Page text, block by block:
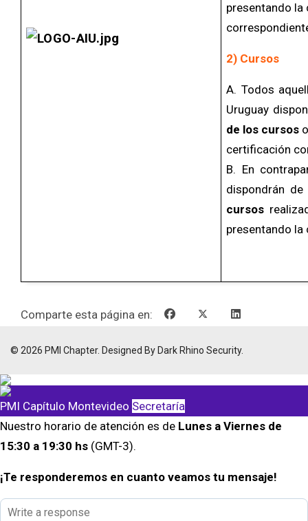
presentando
2) Cursos
A. Todos
Uruguay
de los cursos
certificación
B. En
dispondrán
cursos
presentando
Comparte esta página en:
© 2026 PMI Chapter. Designed By Dark Rhino Security.
PMI Capítulo Montevideo Secretaría
Nuestro horario de atención es de Lunes a Viernes de
15:30 a 19:30 hs (GMT-3).
¡Te responderemos en cuanto veamos tu mensaje!